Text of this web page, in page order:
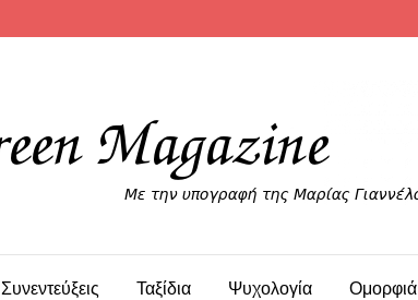
Συνεντεύξεις Ταξίδια Ψυχολογία Ομορφιά